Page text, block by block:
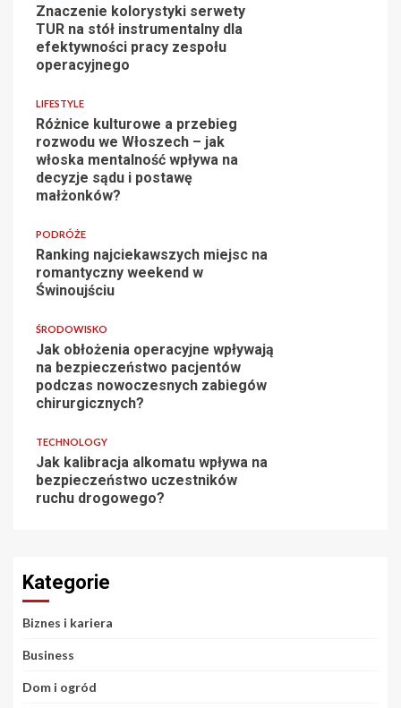
Znaczenie kolorystyki serwety
TUR na stół instrumentalny dla
efektywności pracy zespołu
operacyjnego
LIFESTYLE
Różnice kulturowe a przebieg
rozwodu we Włoszech – jak
włoska mentalność wpływa na
decyzje sądu i postawę
małżonków?
PODRÓŻE
Ranking najciekawszych miejsc na
romantyczny weekend w
Świnoujściu
ŚRODOWISKO
Jak obłożenia operacyjne wpływają
na bezpieczeństwo pacjentów
podczas nowoczesnych zabiegów
chirurgicznych?
TECHNOLOGY
Jak kalibracja alkomatu wpływa na
bezpieczeństwo uczestników
ruchu drogowego?
Kategorie
Biznes i kariera
Business
Dom i ogród